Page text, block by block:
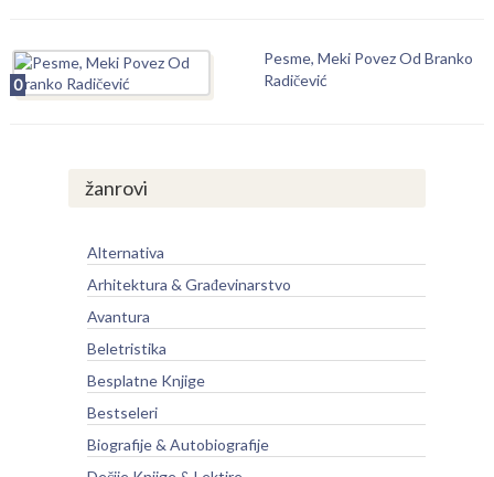
0
Pesme, Meki Povez Od Branko
Radičević
žanrovi
Alternativa
Arhitektura & Građevinarstvo
Avantura
Beletristika
Besplatne Knjige
Bestseleri
Biografije & Autobiografije